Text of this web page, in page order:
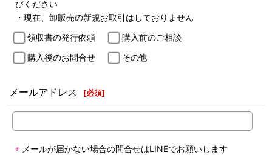
びください
・現在、卸販売の新規お取引はしておりません
領収書の発行依頼
購入前のご相談
購入後のお問合せ
その他
メールアドレス [必須]
◉ メールが届かない場合の問合せはLINEでお願いします